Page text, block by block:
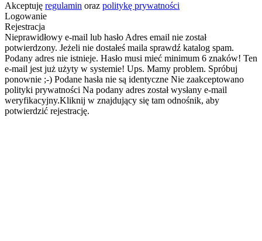
Akceptuję regulamin oraz politykę prywatności
Logowanie
Rejestracja
Nieprawidłowy e-mail lub hasło Adres email nie został
potwierdzony. Jeżeli nie dostałeś maila sprawdź katalog spam.
Podany adres nie istnieje. Hasło musi mieć minimum 6 znaków! Ten
e-mail jest już użyty w systemie! Ups. Mamy problem. Spróbuj
ponownie ;-) Podane hasła nie są identyczne Nie zaakceptowano
polityki prywatności Na podany adres został wysłany e-mail
weryfikacyjny.Kliknij w znajdujący się tam odnośnik, aby
potwierdzić rejestrację.